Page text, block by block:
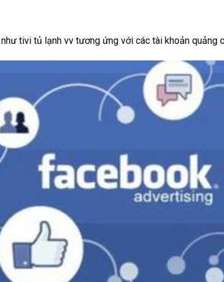
tivi tủ lạnh vv tương ứng với các tài khoản quảng